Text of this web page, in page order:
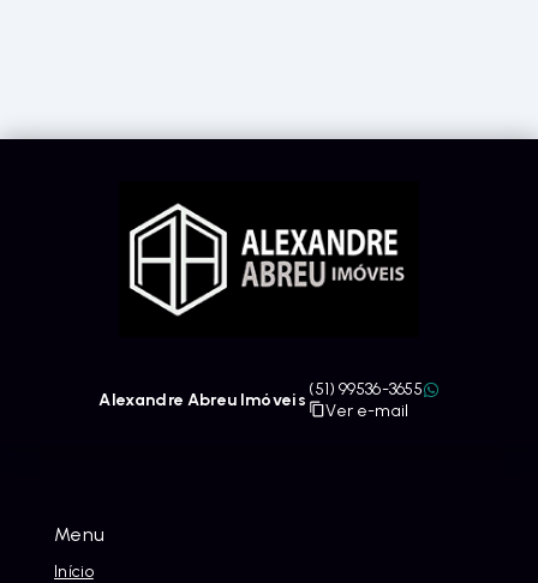
Menu
Início
Alexandre Abreu Imóveis
(51) 99536-3655
Ver e-mail